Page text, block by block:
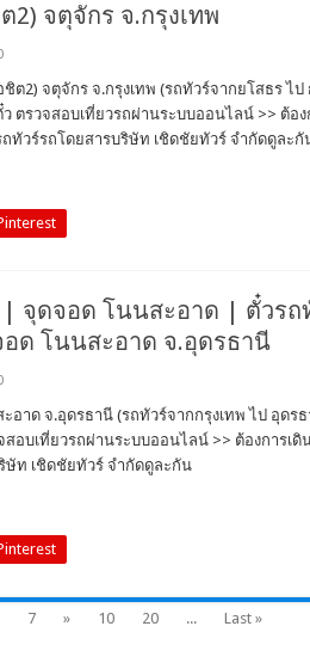
2) จตุจักร จ.กรุงเทพ
2) จตุจักร จ.กรุงเทพ (รถทัวร์จากยโสธร ไป
ตรวจสอบเที่ยวรถผ่านระบบออนไลน์ >> ต้อง
ทัวร์รถโดยสารบริษัท เชิดชัยทัวร์ จำกัดดูละกั
จุดจอด โนนสะอาด | ตั๋วรถ
ด โนนสะอาด จ.อุดรธานี
าด จ.อุดรธานี (รถทัวร์จากกรุงเทพ ไป อุดร
สอบเที่ยวรถผ่านระบบออนไลน์ >> ต้องการเ
ษัท เชิดชัยทัวร์ จำกัดดูละกัน
7 » 10 20 ... Last »